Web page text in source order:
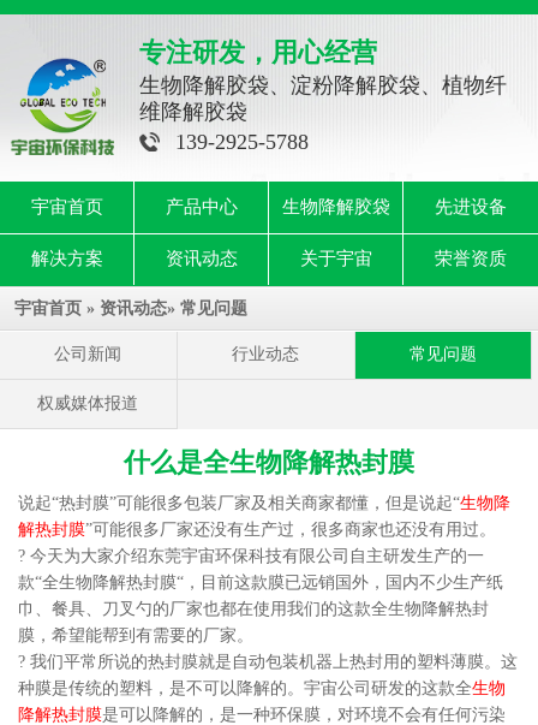
专注研发，用心经营
生物降解胶袋、淀粉降解胶袋、植物纤
维降解胶袋
139-2925-5788
宇宙首页 产品中心 生物降解胶袋 先进设备
解决方案 资讯动态 关于宇宙 荣誉资质
宇宙首页 » 资讯动态» 常见问题
公司新闻 行业动态 常见问题
权威媒体报道
什么是全生物降解热封膜
说起“热封膜”可能很多包装厂家及相关商家都懂，但是说起“生物降
解热封膜”可能很多厂家还没有生产过，很多商家也还没有用过。
? 今天为大家介绍东莞宇宙环保科技有限公司自主研发生产的一
款“全生物降解热封膜“，目前这款膜已远销国外，国内不少生产纸
巾、餐具、刀叉勺的厂家也都在使用我们的这款全生物降解热封
膜，希望能帮到有需要的厂家。
? 我们平常所说的热封膜就是自动包装机器上热封用的塑料薄膜。这
种膜是传统的塑料，是不可以降解的。宇宙公司研发的这款全生物
降解热封膜是可以降解的，是一种环保膜，对环境不会有任何污染